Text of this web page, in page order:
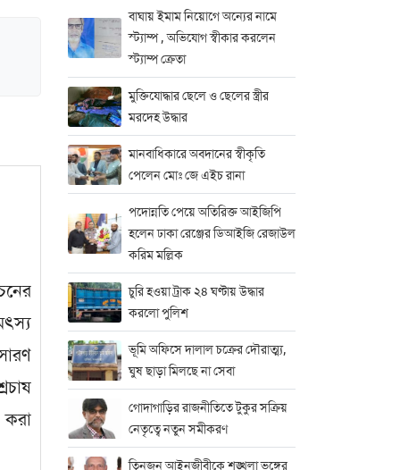
বাঘায় ইমাম নিয়োগে অন্যের নামে
স্ট্যাম্প , অভিযোগ স্বীকার করলেন
স্ট্যাম্প ক্রেতা
মুক্তিযোদ্ধার ছেলে ও ছেলের স্ত্রীর
মরদেহ উদ্ধার
মানবাধিকারে অবদানের স্বীকৃতি
পেলেন মোঃ জে এইচ রানা
পদোন্নতি পেয়ে অতিরিক্ত আইজিপি
হলেন ঢাকা রেঞ্জের ডিআইজি রেজাউল
করিম মল্লিক
চুরি হওয়া ট্রাক ২৪ ঘণ্টায় উদ্ধার
করলো পুলিশ
ভূমি অফিসে দালাল চক্রের দৌরাত্ম্য,
ঘুষ ছাড়া মিলছে না সেবা
গোদাগাড়ির রাজনীতিতে টুকুর সক্রিয়
নেতৃত্বে নতুন সমীকরণ
তিনজন আইনজীবীকে শৃঙ্খলা ভঙ্গের